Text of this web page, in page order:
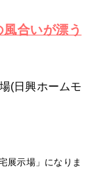
合いが漂う
(日興ホームモ
展示場」になりま